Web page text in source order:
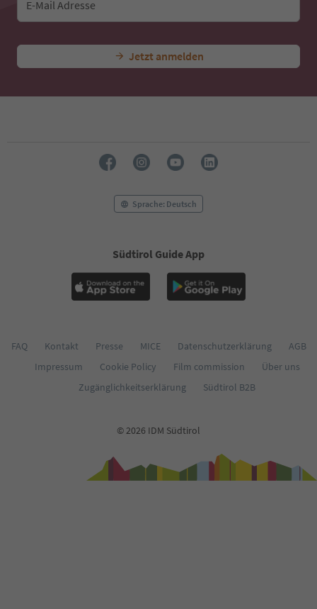
E-Mail Adresse
Jetzt anmelden
Sprache: Deutsch
Südtirol Guide App
FAQ Kontakt Presse MICE Datenschutzerklärung
AGB
Impressum
Cookie Policy Film commission
Über uns
Zugänglichkeitserklärung
Südtirol B2B
© 2026 IDM Südtirol